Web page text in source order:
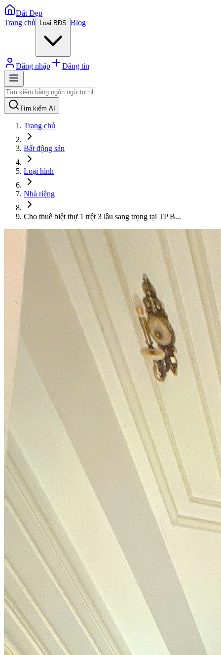
Đất Đẹp
Trang chủ
Loại BĐS Blog
Đăng nhập Đăng tin
Tìm kiếm AI
Trang chủ
Bất động sản
Loại hình
Nhà riêng
Cho thuê biệt thự 1 trệt 3 lầu sang trọng tại TP B...